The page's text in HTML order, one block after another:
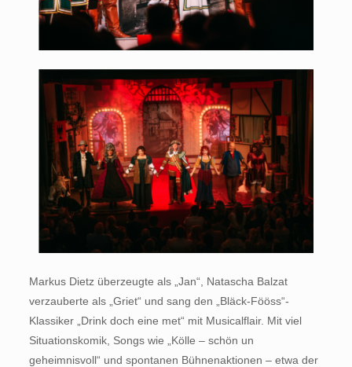
Markus Dietz überzeugte als „Jan“, Natascha Balzat
verzauberte als „Griet“ und sang den „Bläck-Fööss“-
Klassiker „Drink doch eine met“ mit Musicalflair. Mit viel
Situationskomik, Songs wie „Kölle – schön un
geheimnisvoll“ und spontanen Bühnenaktionen – etwa der